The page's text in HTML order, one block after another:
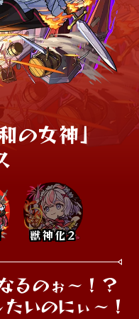
の女神」
獣神化2
るのぉ～！？
いのにぃ～！